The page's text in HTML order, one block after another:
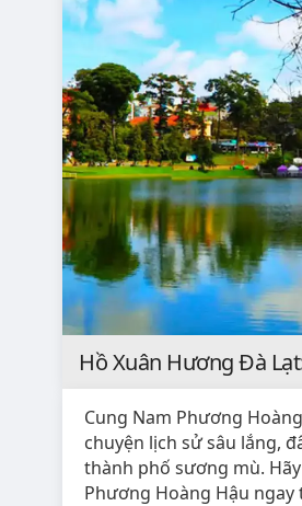
Hồ Xuân Hương Đà
Cung Nam Phương
chuyện lịch sử sâu lắng,
thành phố sương mù.
Phương Hoàng Hậu ngay